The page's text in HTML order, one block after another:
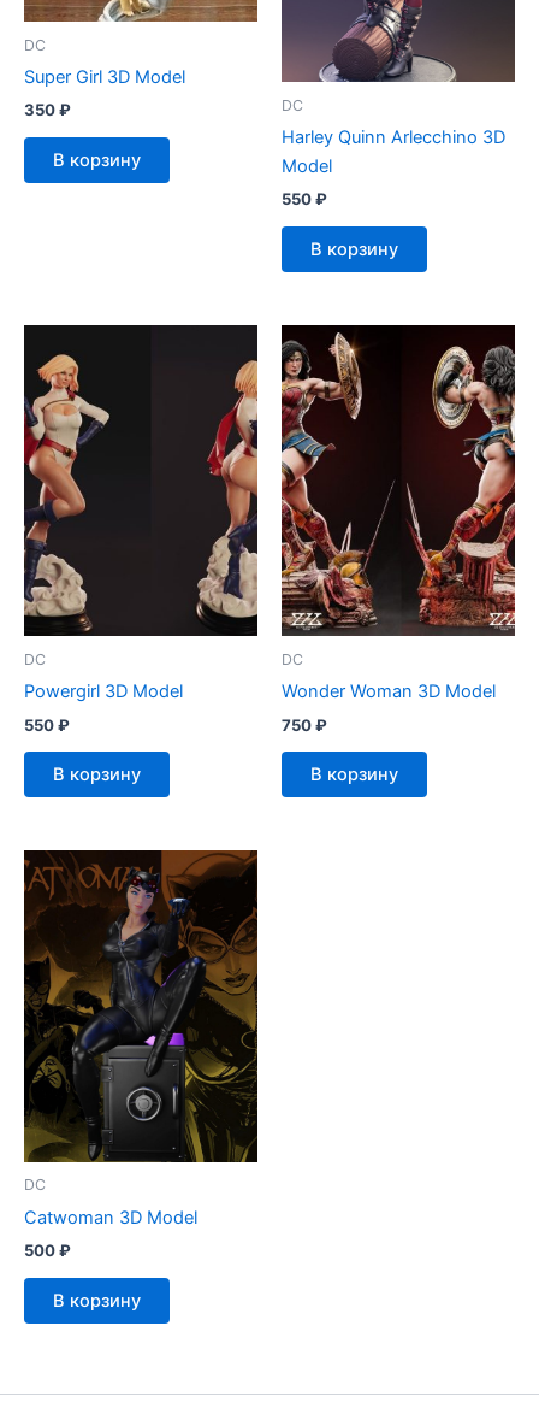
DC
Super Girl 3D Model
350₽
В корзину
DC
Harley Quinn Arlecchino 3D
Model
550₽
В корзину
DC
Powergirl 3D Model
550₽
В корзину
DC
Wonder Woman 3D Model
750₽
В корзину
DC
Catwoman 3D Model
500₽
В корзину